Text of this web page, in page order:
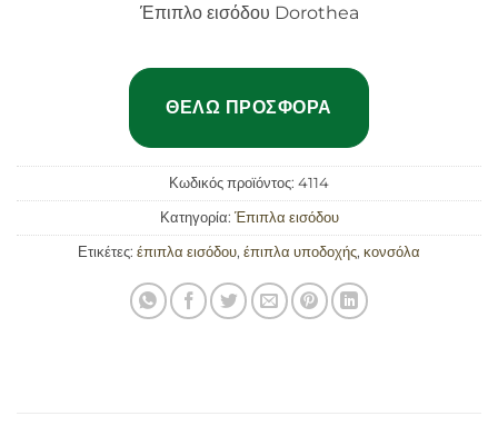
Έπιπλο εισόδου Dorothea
ΘΈΛΩ ΠΡΟΣΦΟΡΆ
Κωδικός προϊόντος: 4114
Κατηγορία: Έπιπλα εισόδου
Ετικέτες: έπιπλα εισόδου, έπιπλα υποδοχής, κονσόλα